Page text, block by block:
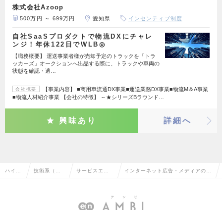
株式会社Azoop
500万円 ～ 699万円 愛知県 インセンティブ制度
自社SaaSプロダクトで物流DXにチャレ
ンジ！年休122日でWLB◎
【職務概要】 運送事業者様が売却予定のトラックを「トラ
ッカーズ」オークションへ出品する際に、トラックや車両の
状態を確認・適…
会社概要
【事業内容】 ■商用車流通DX事業■運送業務DX事業■物流M＆A事業
■物流人材紹介事業 【会社の特徴】 ～★シリーズBラウンド…
興味あり 詳細へ
ハイク 技術系（機 サービスエン
士・メカニッ
インターネット広告・メディアのサ
ックの転職・求人情報一覧